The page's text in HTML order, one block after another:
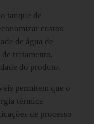
tanque de
custos
de água de
tratamento,
do produto.
permitem que o
térmica
de processo